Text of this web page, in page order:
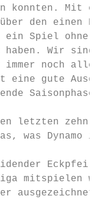
konnten. Mit
den einen
ein Spiel ohne
haben. Wir
immer noch
eine gute
letzten zehn
was Dynamo
mitspielen